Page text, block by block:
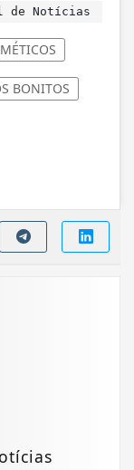
de Notícias
BONITOS